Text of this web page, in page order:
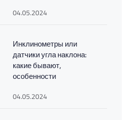
04.05.2024
Инклинометры или
датчики угла наклона:
какие бывают,
особенности
04.05.2024